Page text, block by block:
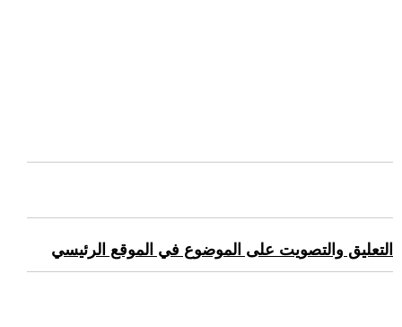
التعليق والتصويت على الموضوع في الموقع الرئيسي